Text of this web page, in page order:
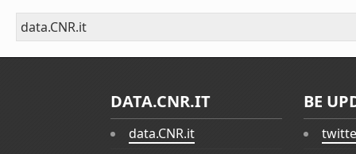
data.CNR.it
DATA.CNR.IT
data.CNR.it
BE